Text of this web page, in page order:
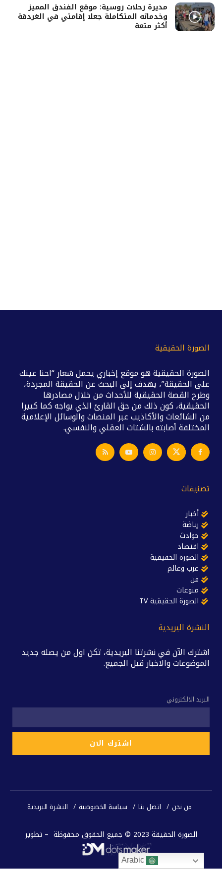
مديرة رحلات روسية: موقع الفندق المميز
وخدماته المتكاملة جعلا إقامتي في الغردقة
أكثر متعة
الصورة الحقيقية
الصورة الحقيقية هو موقع إخباري يحمل شعار “احنا عينك
على الحقيقة”، يهدف إلى البحث عن الحقيقة المجردة،
وطرح القصة الحقيقية للأحداث من خلال مصادرها
الحقيقية، كون ذلك من حق القارئ الذي يواجه كما كبيرا
من الشائعات والأكاذيب عبر المنصات والوسائل الإعلامية
المختلفة أصابته بالشتات العقلي والنفسي.
تصنيفات
أخبار
رياضة
حوادث
اقتصاد
الصورة الحقيقية
عرب وعالم
فن
منوعات
الصورة الحقيقية TV
النشرة البريدية
اشترك الآن في نشرتنا البريدية، تكن اول من يصله جديد
الموضوعات والاخبار قبل الجميع.
البريد الالكتروني
من نحن اتصل بنا سياسة الخصوصية النشرة البريدية
الصورة الحقيقة 2023 © جميع الحقوق محفوظة – تطوير